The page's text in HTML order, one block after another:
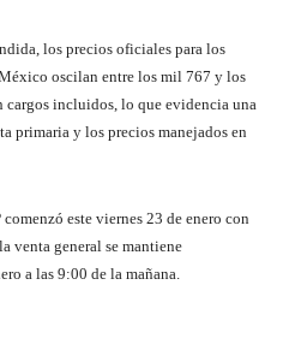
los precios oficiales para los
oscilan entre los mil 767 y los
cargos incluidos, lo que evidencia una
primaria y los precios manejados en
este viernes 23 de enero con
venta general se mantiene
a las 9:00 de la mañana.